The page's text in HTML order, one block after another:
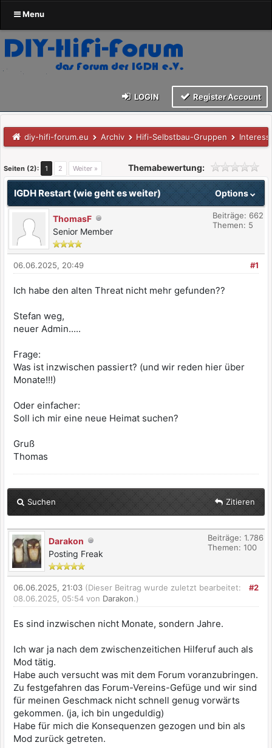
Menu
LOGIN Register Account
diy-hifi-forum.eu Archiv Hifi-Selbstbau-Gruppen
Seiten (2): 1 2 Weiter » Themabewertung:
Options
IGDH Restart (wie geht es weiter)
ThomasF
Senior Member
Beiträge: 662
Themen: 5
#1
06.06.2025, 20:49
Ich habe den alten Threat nicht mehr gefunden??
Stefan weg,
neuer Admin.....
Frage:
Was ist inzwischen passiert? (und wir reden hier über
Monate!!!)
Oder einfacher:
Soll ich mir eine neue Heimat suchen?
Gruß
Thomas
Suchen Zitieren
Darakon
Posting Freak
Beiträge: 1.786
Themen: 100
#2
06.06.2025, 21:03 (Dieser Beitrag wurde zuletzt bearbeitet:
08.06.2025, 05:54 von Darakon.)
Es sind inzwischen nicht Monate, sondern Jahre.
Ich war ja nach dem zwischenzeitichen Hilferuf auch als
Mod tätig.
Habe auch versucht was mit dem Forum voranzubringen.
Zu festgefahren das Forum-Vereins-Gefüge und wir sind
für meinen Geschmack nicht schnell genug vorwärts
gekommen. (ja, ich bin ungeduldig)
Habe für mich die Konsequenzen gezogen und bin als
Mod zurück getreten.